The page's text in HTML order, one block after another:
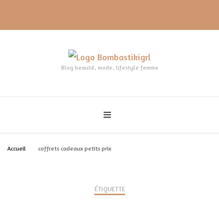
Blog beauté, mode, lifestyle femme
Accueil coffrets cadeaux petits prix
ÉTIQUETTE